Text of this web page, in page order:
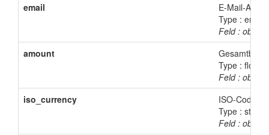
email
E-Mail-
Type : email
Feld :
amount
Type : float
Feld :
iso_currency
ISO-Code
Type :
Feld :